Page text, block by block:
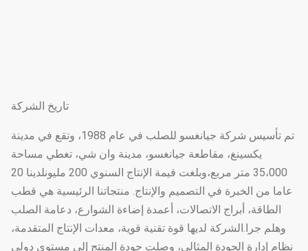
تاريخ الشركة
تم تأسيس شركة جيانغسو للصلب في عام 1988، وتقع في مدينة
يكسينغ، مقاطعة جيانغسو، مدينة وان شي، تغطي مساحة
35،000 متر مربع،وبلغت قيمة الإنتاج السنوي 200 مليونلدينا 20
عاما من الخبرة في التصميم والإنتاج. منتجاتنا الرئيسية هي قطب
الطاقة، أبراج الاتصالات، أعمدة إضاءة الشوارع، دعامة الصلب
وهلم جرا.الشركة لديها قوة تقنية قوية، معدات الإنتاج المتقدمة،
نظام إدارة الجودة المثالي، وصلت جودة المنتج إلى مستوى دولي